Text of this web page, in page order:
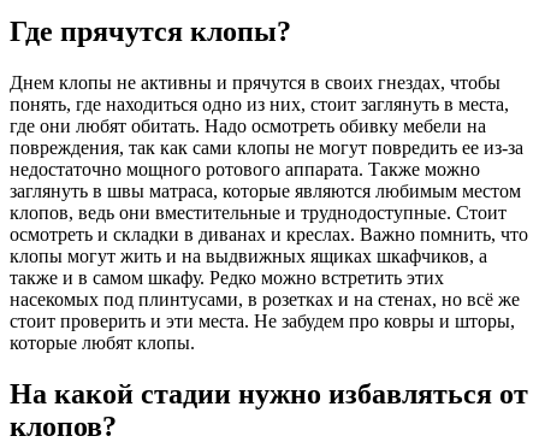
Где прячутся клопы?
Днем клопы не активны и прячутся в своих гнездах, чтобы
понять, где находиться одно из них, стоит заглянуть в места,
где они любят обитать. Надо осмотреть обивку мебели на
повреждения, так как сами клопы не могут повредить ее из-за
недостаточно мощного ротового аппарата. Также можно
заглянуть в швы матраса, которые являются любимым местом
клопов, ведь они вместительные и труднодоступные. Стоит
осмотреть и складки в диванах и креслах. Важно помнить, что
клопы могут жить и на выдвижных ящиках шкафчиков, а
также и в самом шкафу. Редко можно встретить этих
насекомых под плинтусами, в розетках и на стенах, но всё же
стоит проверить и эти места. Не забудем про ковры и шторы,
которые любят клопы.
На какой стадии нужно избавляться от
клопов?